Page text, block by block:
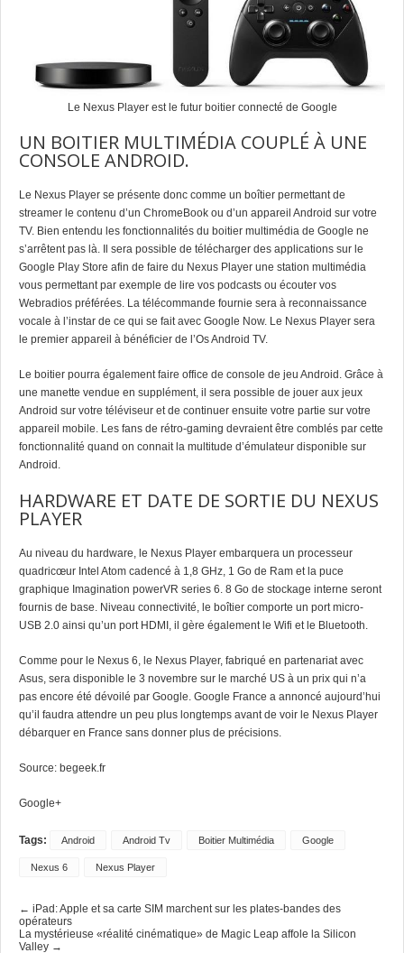
Le Nexus Player est le futur boitier connecté de Google
UN BOITIER MULTIMÉDIA COUPLÉ À UNE
CONSOLE ANDROID.
Le Nexus Player se présente donc comme un boîtier permettant de
streamer le contenu d’un ChromeBook ou d’un appareil Android sur votre
TV. Bien entendu les fonctionnalités du boitier multimédia de Google ne
s’arrêtent pas là. Il sera possible de télécharger des applications sur le
Google Play Store afin de faire du Nexus Player une station multimédia
vous permettant par exemple de lire vos podcasts ou écouter vos
Webradios préférées. La télécommande fournie sera à reconnaissance
vocale à l’instar de ce qui se fait avec Google Now. Le Nexus Player sera
le premier appareil à bénéficier de l’Os Android TV.
Le boitier pourra également faire office de console de jeu Android. Grâce à
une manette vendue en supplément, il sera possible de jouer aux jeux
Android sur votre téléviseur et de continuer ensuite votre partie sur votre
appareil mobile. Les fans de rétro-gaming devraient être comblés par cette
fonctionnalité quand on connait la multitude d’émulateur disponible sur
Android.
HARDWARE ET DATE DE SORTIE DU NEXUS
PLAYER
Au niveau du hardware, le Nexus Player embarquera un processeur
quadricœur Intel Atom cadencé à 1,8 GHz, 1 Go de Ram et la puce
graphique Imagination powerVR series 6. 8 Go de stockage interne seront
fournis de base. Niveau connectivité, le boîtier comporte un port micro-
USB 2.0 ainsi qu’un port HDMI, il gère également le Wifi et le Bluetooth.
Comme pour le Nexus 6, le Nexus Player, fabriqué en partenariat avec
Asus, sera disponible le 3 novembre sur le marché US à un prix qui n’a
pas encore été dévoilé par Google. Google France a annoncé aujourd’hui
qu’il faudra attendre un peu plus longtemps avant de voir le Nexus Player
débarquer en France sans donner plus de précisions.
Source: begeek.fr
Google+
Tags: Android Android Tv Boitier Multimédia Google
Nexus 6 Nexus Player
← iPad: Apple et sa carte SIM marchent sur les plates-bandes des
opérateurs
La mystérieuse «réalité cinématique» de Magic Leap affole la Silicon
Valley →